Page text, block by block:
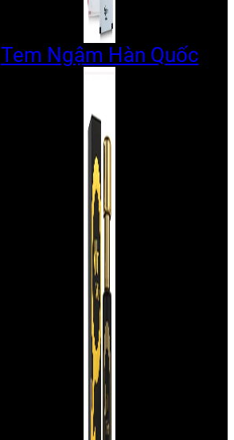
Tem Ngậm Hàn Quốc